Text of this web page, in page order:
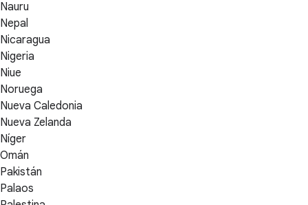
Nauru
Nepal
Nicaragua
Nigeria
Niue
Noruega
Nueva Caledonia
Nueva Zelanda
Níger
Omán
Pakistán
Palaos